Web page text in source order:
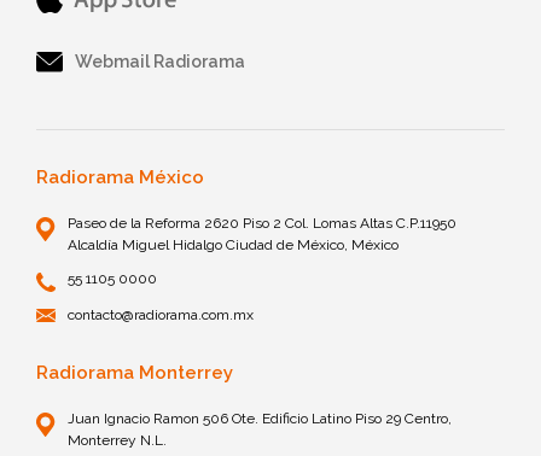
Webmail Radiorama
Radiorama México
Paseo de la Reforma 2620 Piso 2 Col. Lomas Altas C.P.11950
Alcaldía Miguel Hidalgo Ciudad de México, México
55 1105 0000
contacto@radiorama.com.mx
Radiorama Monterrey
Juan Ignacio Ramon 506 Ote. Edificio Latino Piso 29 Centro,
Monterrey N.L.